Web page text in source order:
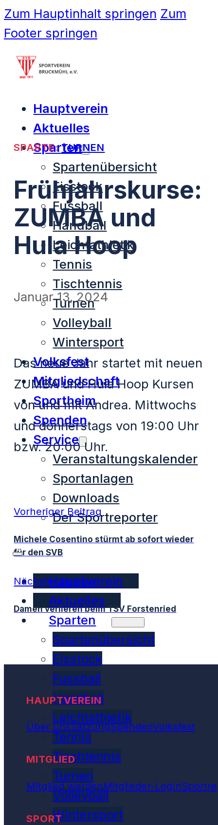
Zum Hauptinhalt springen Zum
Footer springen
Hauptverein
Aktuelles
Sparten
Spartenübersicht
Eisstock
Fussball
Handball
Leichtathletik
Tennis
Tischtennis
Turnen
Volleyball
Wintersport
Volksfest
Mitgliedschaft
Sportheim
Spenden
Service
Veranstaltungskalender
Sportanlagen
Downloads
Der Sportreporter
Hauptverein
Aktuelles
Sparten
Spartenübersicht
Eisstock
Fussball
Handball
Leichtathletik
Tennis
Tischtennis
Turnen
Volleyball
Wintersport
SPARTE:TURNEN
Frühjahrskurse:
ZUMBA und
Hula Hoop
Januar 13, 2024
Das neue Jahr startet mit neuen
ZUMBA und Hula Hoop Kursen
von und mit Andrea. Mittwochs
und donnerstags von 19:00 Uhr
bzw. 20:00 Uhr.
Vorheriger Beitrag
Michele Cosentino stürmt ab sofort wieder
für den SVB
Nächster Beitrag
Damen verlieren beim TSV Forstenried
HAUPTVEREIN
Über unsSatzungSpendenVolksfest
MITGLIED
Mitglied werdenMitglieder-Login
SPORT